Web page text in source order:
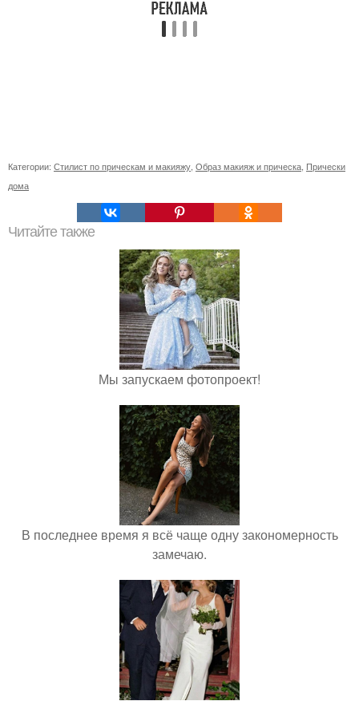
Категории: Стилист по прическам и макияжу Образ макияж и прическа Прически
дома
Читайте также
Мы запускаем фотопроект!
В последнее время я всё чаще одну закономерность
замечаю.